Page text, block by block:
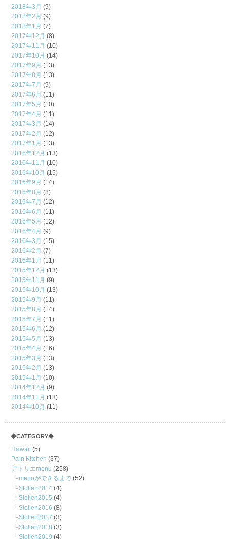
2018年3月 (9)
2018年2月 (9)
2018年1月 (7)
2017年12月 (8)
2017年11月 (10)
2017年10月 (14)
2017年9月 (13)
2017年8月 (13)
2017年7月 (9)
2017年6月 (11)
2017年5月 (10)
2017年4月 (11)
2017年3月 (14)
2017年2月 (12)
2017年1月 (13)
2016年12月 (13)
2016年11月 (10)
2016年10月 (15)
2016年9月 (14)
2016年8月 (8)
2016年7月 (12)
2016年6月 (11)
2016年5月 (12)
2016年4月 (9)
2016年3月 (15)
2016年2月 (7)
2016年1月 (11)
2015年12月 (13)
2015年11月 (9)
2015年10月 (13)
2015年9月 (11)
2015年8月 (14)
2015年7月 (11)
2015年6月 (12)
2015年5月 (13)
2015年4月 (16)
2015年3月 (13)
2015年2月 (13)
2015年1月 (10)
2014年12月 (9)
2014年11月 (13)
2014年10月 (11)
◆CATEGORY◆
Hawaii (5)
Pain Kitchen (37)
アトリエmenu (258)
menuができるまで (52)
Stollen2014 (4)
Stollen2015 (4)
Stollen2016 (8)
Stollen2017 (3)
Stollen2018 (3)
Stollen2019 (4)